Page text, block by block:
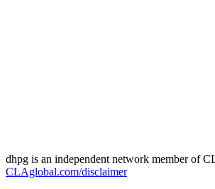
dhpg is an independent network member of
CLAglobal.com/disclaimer